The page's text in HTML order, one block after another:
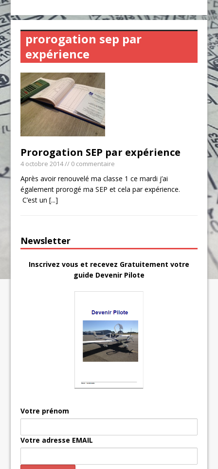
prorogation sep par
expérience
Prorogation SEP par expérience
4 octobre 2014// 0 commentaire
Après avoir renouvelé ma classe 1 ce mardi j’ai
également prorogé ma SEP et cela par expérience.
C’est un[...]
Newsletter
Inscrivez vous et recevez Gratuitement votre
guide Devenir Pilote
Votre prénom
Votre adresse EMAIL